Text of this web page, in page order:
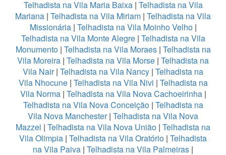
Telhadista na Vila Maria Baixa| Telhadista na Vila
Mariana | Telhadista na Vila Miriam | Telhadista na Vila
Missionária| Telhadista na Vila Moinho Velho|
Telhadista na Vila Monte Alegre| Telhadista na Vila
Monumento| Telhadista na Vila Moraes| Telhadista na
Vila Moreira | Telhadista na Vila Morse | Telhadista na
Vila Nair| Telhadista na Vila Nancy | Telhadista na
Vila Nhocune| Telhadista na Vila Nivi | Telhadista na
Vila Norma| Telhadista na Vila Nova Cachoeirinha|
Telhadista na Vila Nova Conceição| Telhadista na
Vila Nova Manchester| Telhadista na Vila Nova
Mazzei | Telhadista na Vila Nova União | Telhadista na
Vila Olimpia | Telhadista na Vila Oratório | Telhadista
na Vila Paiva | Telhadista na Vila Palmeiras |